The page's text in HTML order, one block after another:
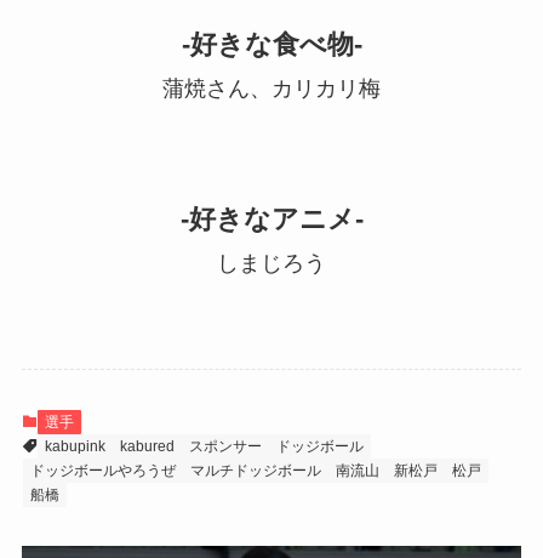
-好きな食べ物-
蒲焼さん、カリカリ梅
-好きなアニメ-
しまじろう
選手
kabupink
kabured スポンサー
ドッジボール
ドッジボールやろうぜ
マルチドッジボール 南流山 新松戸
松戸
船橋